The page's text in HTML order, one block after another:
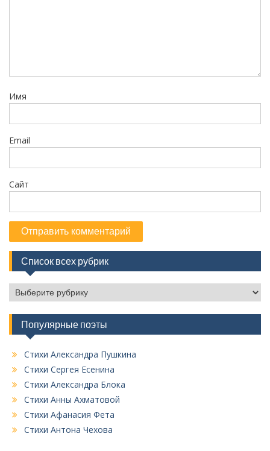
с
я
м
Имя
Email
Сайт
Список всех рубрик
п
и
к
в
е
х
р
у
Популярные поэты
Стихи Александра Пушкина
Стихи Сергея Есенина
Стихи Александра Блока
Стихи Анны Ахматовой
Стихи Афанасия Фета
Стихи Антона Чехова